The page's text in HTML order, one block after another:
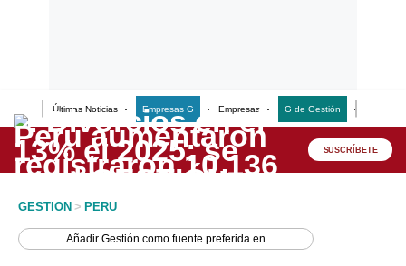
Últimas Noticias Empresas G Empresas G de Gestión
Lo último
Peru Quiosco SUSCRÍBETE
GESTION > PERU
AñadirGestión como fuente preferida en